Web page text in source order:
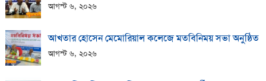
আগস্ট ৬, ২০২৬
আখতার হোসেন মেমোরিয়াল কলেজে মতবিনিময় সভা অনুষ্ঠিত
আগস্ট ৬, ২০২৬